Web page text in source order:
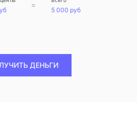
=
5 000 руб
ДЕНЬГИ